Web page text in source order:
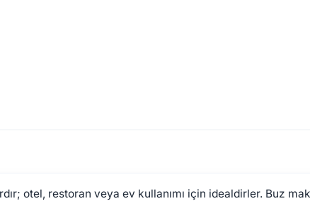
otel, restoran veya ev kullanımı için idealdirler. Buz